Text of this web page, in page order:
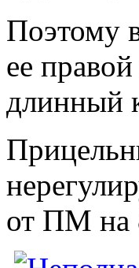
Поэтому
ее
длинный
от ПМ на